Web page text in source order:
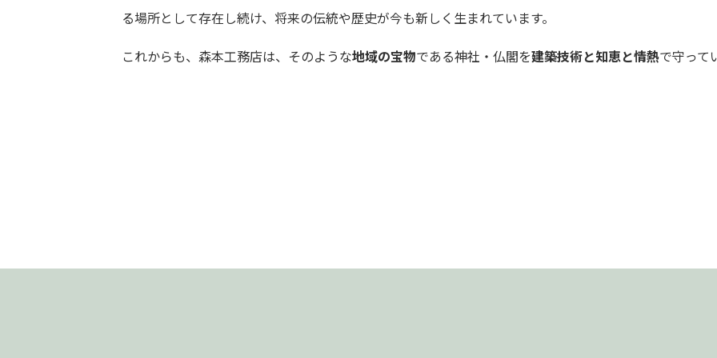
る場所として存在し続け、将来の伝統や歴史が今も新しく生まれています。
これからも、森本工務店は、そのような地域の宝物である神社・仏閣を建築技術と知恵と情熱で守って